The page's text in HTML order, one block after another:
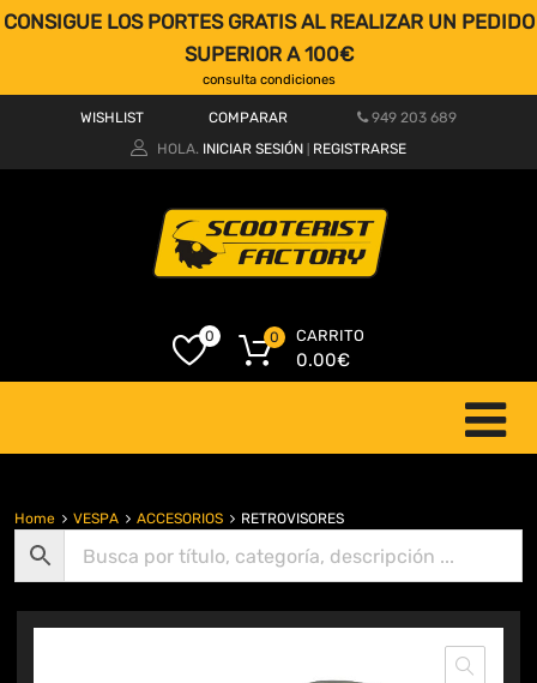
CONSIGUE LOS PORTES GRATIS AL REALIZAR UN PEDIDO
SUPERIOR A 100€
consulta condiciones
WISHLIST COMPARAR
949 203 689
HOLA. INICIAR SESIÓN REGISTRARSE
0 CARRITO
0.00€
0
Home VESPA ACCESORIOS RETROVISORES